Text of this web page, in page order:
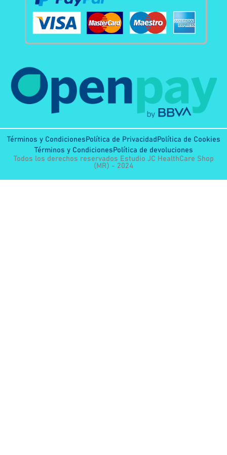
Términos y Condiciones Política de Privacidad Política de Cookies
Términos y Condiciones Política de devoluciones
Todos los derechos reservados Estudio JC HealthCare Shop
(MR) - 2024